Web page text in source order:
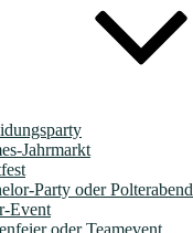
Jahrmarkt
Party oder Polterabend
Event
oder Teamevent